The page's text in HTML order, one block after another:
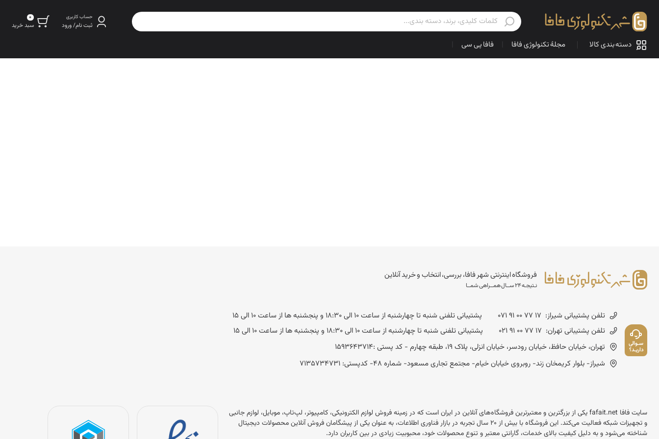
حساب کاربری
ثبت نام/ ورود
0
سبد خرید
دسته بندی کالا مجلهٔ تکنولوژی فافا فافا پی سی
فروشگاه اینترنتی شهر فافا، بررسی، انتخاب و خرید آنلاین
نـتیجـه 24 ســال همــراهی شمــا
سـوالی
داریـد؟
تلفن پشتیبانی شیراز: 071 91 00 77 17
پشتیبانی تلفنی شنبه تا چهارشنبه از ساعت 10 الی 18:30 و پنجشنبه ها از ساعت 10 الی 15
تلفن پشتیبانی تهران: 021 91 00 77 17
پشتیبانی تلفنی شنبه تا چهارشنبه از ساعت 10 الی 18:30 و پنجشنبه ها از ساعت 10 الی 15
تهران، خیابان حافظ، خیابان رودسر، خیابان انزلی، پلاک 19، طبقه چهارم - کد پستی :1593643714
شیراز- بلوار کریمخان زند- روبروی خیابان خیام- مجتمع تجاری مسعود- شماره 48- کد‌پستی: 7135734731
سایت فافا fafait.net یکی از بزرگترین و معتبرترین فروشگاه‌های آنلاین در ایران است که در زمینه فروش لوازم الکترونیکی، کامپیوتر، لپ‌تاپ، موبایل، لوازم جانبی
و تجهیزات شبکه فعالیت می‌کند. این فروشگاه با بیش از 20 سال تجربه در بازار فناوری اطلاعات، به عنوان یکی از پیشگامان فروش آنلاین محصولات دیجیتال
شناخته می‌شود و به دلیل کیفیت بالای خدمات، گارانتی معتبر و تنوع محصولات خود، محبوبیت زیادی در بین کاربران دارد.